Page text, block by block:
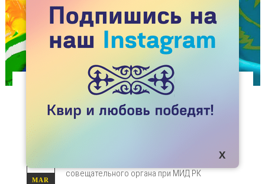
МИНИСТР ИНОСТРАННЫХ ДЕЛ: ПРАВА ЛГБТ
– ВАЖНЫЙ ТРЕНД ДЛЯ КАЗАХСТАНА
06
MAR
совещательного органа при МИД РК